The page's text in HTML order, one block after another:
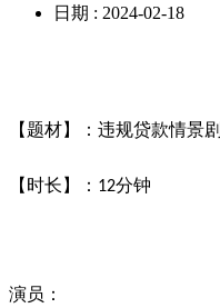
日期 : 2024-02-18
【题材】：违规贷款情景剧
【时长】： 12分钟
演员：